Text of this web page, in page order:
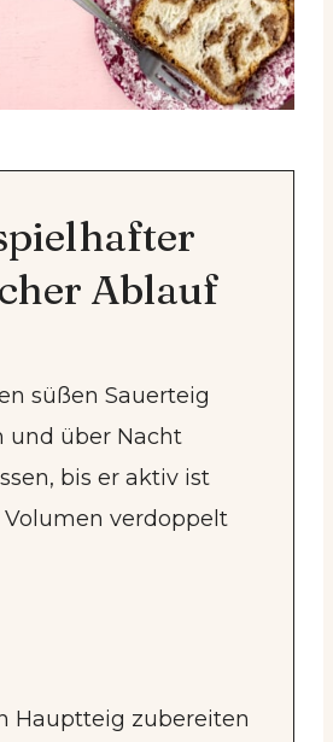
Ablauf
süßen Sauerteig
und über Nacht
bis er aktiv ist
Volumen verdoppelt
Hauptteig zubereiten